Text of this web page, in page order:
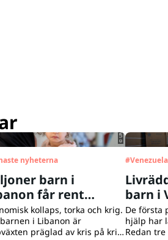
nyheterna
barn i
får rent
med UNICEFs
kollaps, torka och krig.
i Libanon är
präglad av kris på kris.
#Venezuela
barn i
De första
hjälp har
Redan